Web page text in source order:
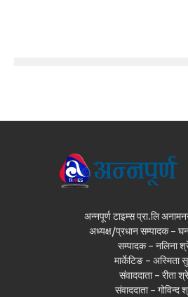
अन्नपूर्ण टाइम्स प्रा.लि
अध्यक्ष/प्रधान सम्पादक -
सम्पादक - नलिना
मार्केटिङ - अस्मिता
संवाददाता - रीता
संवाददाता - गोविन्द